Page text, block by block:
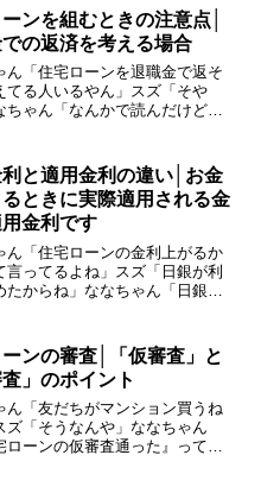
ズ「そやよ。でも出すだけ出し
は会社でやってくれ...
ンを組むときの注意点│
の返済を考える場合
ん「住宅ローンを退職金で返そ
てる人いるやん」スズ「そや
ちゃん「なんかで読んだけど、
「どうしたらいいんやろね」今
住宅ローンを組むと...
と適用金利の違い│お金
ときに実際適用される金
金利です
ん「住宅ローンの金利上がるか
言ってるよね」スズ「日銀が利
たからね」ななちゃん「日銀が
が決める金利を参考にしてるね
ちゃん「じゃあ、...
ンの審査│「仮審査」と
査」のポイント
ん「友だちがマンション買うね
ズ「そうなんや」ななちゃん
ローンの仮審査通った』って言